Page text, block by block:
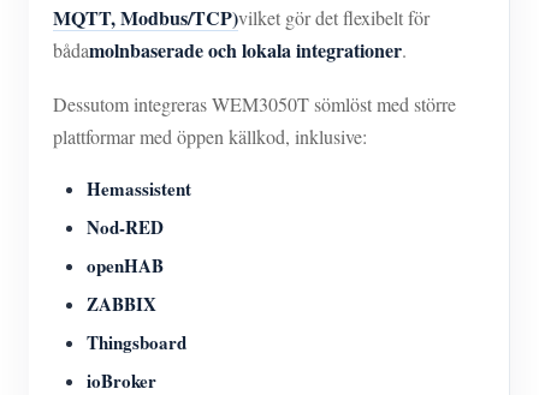
Bloggar
MQTT, Modbus/TCP)vilket gör det flexibelt för
bådamolnbaserade och lokala integrationer.
Dessutom integreras WEM3050T sömlöst med större
plattformar med öppen källkod, inklusive:
Hemassistent
Nod-RED
openHAB
ZABBIX
Thingsboard
ioBroker